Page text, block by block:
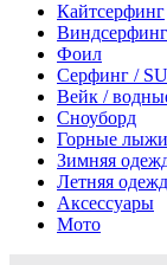
Кайтсерфинг
Виндсерфинг
Фоил
Серфинг /
Вейк /
Сноуборд
Горные лыжи
Зимняя
Летняя
Аксессуары
Мото